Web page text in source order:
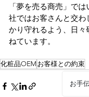
「夢を売る商売」で
社ではお客さんと交わ
かり守れるよう、日々
ねています。
化粧品OEMお客様との約束
お手